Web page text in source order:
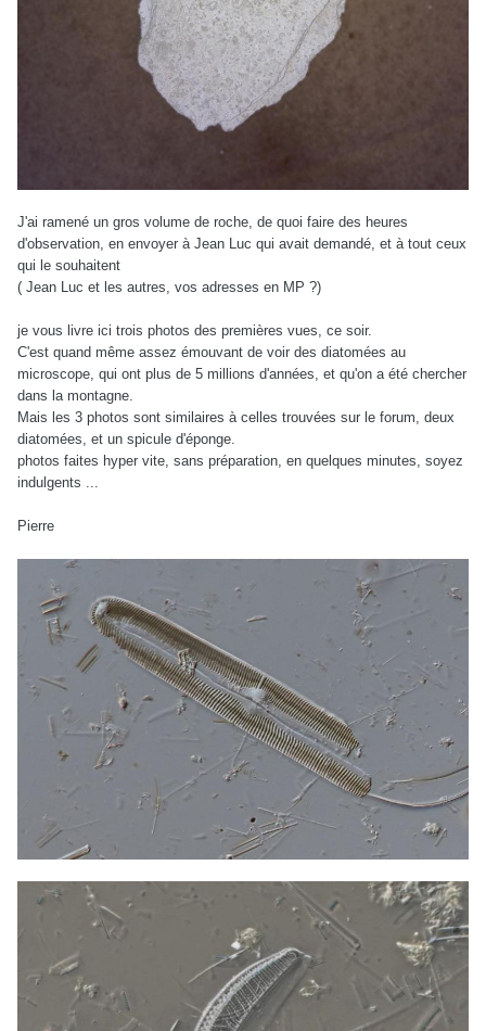
J'ai ramené un gros volume de roche, de quoi faire des heures
d'observation, en envoyer à Jean Luc qui avait demandé, et à tout ceux
qui le souhaitent
( Jean Luc et les autres, vos adresses en MP ?)
je vous livre ici trois photos des premières vues, ce soir.
C'est quand même assez émouvant de voir des diatomées au
microscope, qui ont plus de 5 millions d'années, et qu'on a été chercher
dans la montagne.
Mais les 3 photos sont similaires à celles trouvées sur le forum, deux
diatomées, et un spicule d'éponge.
photos faites hyper vite, sans préparation, en quelques minutes, soyez
indulgents ...
Pierre